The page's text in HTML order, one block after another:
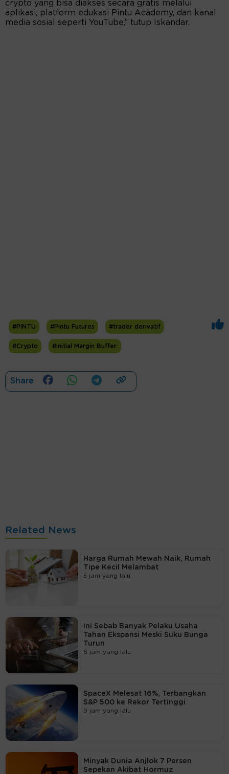
crypto yang bisa diakses secara gratis melalui
aplikasi, platform edukasi Pintu Academy, dan kanal
media sosial seperti YouTube,” tutup Iskandar.
#PINTU #Pintu Futures #trader derivatif
#Crypto #Initial Margin Buffer.
Share
Related News
Harga Rumah Mewah Naik, Rumah
Tipe Kecil Melambat
5 jam yang lalu
Ini Sebab Banyak Pelaku Usaha
Tahan Ekspansi Meski Suku Bunga
Turun
6 jam yang lalu
SpaceX Melesat 16%, Terbangkan
S&P 500 ke Rekor Tertinggi
9 jam yang lalu
Minyak Dunia Anjlok 7 Persen
Sepekan Akibat Hormuz